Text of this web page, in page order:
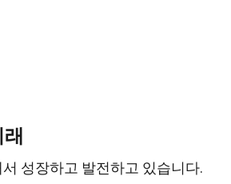
성장하고 발전하고 있습니다.